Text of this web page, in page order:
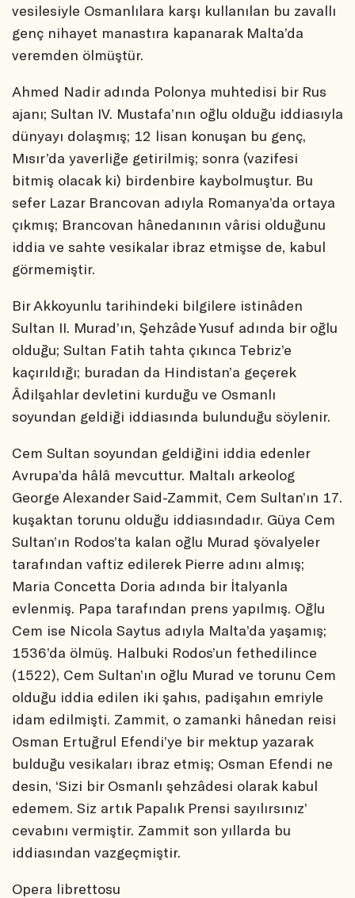
vesilesiyle Osmanlılara karşı kullanılan bu zavallı
genç nihayet manastıra kapanarak Malta’da
veremden ölmüştür.
Ahmed Nadir adında Polonya muhtedisi bir Rus
ajanı; Sultan IV. Mustafa’nın oğlu olduğu iddiasıyla
dünyayı dolaşmış; 12 lisan konuşan bu genç,
Mısır’da yaverliğe getirilmiş; sonra (vazifesi
bitmiş olacak ki) birdenbire kaybolmuştur. Bu
sefer Lazar Brancovan adıyla Romanya’da ortaya
çıkmış; Brancovan hânedanının vârisi olduğunu
iddia ve sahte vesikalar ibraz etmişse de, kabul
görmemiştir.
Bir Akkoyunlu tarihindeki bilgilere istinâden
Sultan II. Murad’ın, Şehzâde Yusuf adında bir oğlu
olduğu; Sultan Fatih tahta çıkınca Tebriz’e
kaçırıldığı; buradan da Hindistan’a geçerek
Âdilşahlar devletini kurduğu ve Osmanlı
soyundan geldiği iddiasında bulunduğu söylenir.
Cem Sultan soyundan geldiğini iddia edenler
Avrupa’da hâlâ mevcuttur. Maltalı arkeolog
George Alexander Said-Zammit, Cem Sultan’ın 17.
kuşaktan torunu olduğu iddiasındadır. Güya Cem
Sultan’ın Rodos’ta kalan oğlu Murad şövalyeler
tarafından vaftiz edilerek Pierre adını almış;
Maria Concetta Doria adında bir İtalyanla
evlenmiş. Papa tarafından prens yapılmış. Oğlu
Cem ise Nicola Saytus adıyla Malta’da yaşamış;
1536’da ölmüş. Halbuki Rodos’un fethedilince
(1522), Cem Sultan’ın oğlu Murad ve torunu Cem
olduğu iddia edilen iki şahıs, padişahın emriyle
idam edilmişti. Zammit, o zamanki hânedan reisi
Osman Ertuğrul Efendi’ye bir mektup yazarak
bulduğu vesikaları ibraz etmiş; Osman Efendi ne
desin, ‘Sizi bir Osmanlı şehzâdesi olarak kabul
edemem. Siz artık Papalık Prensi sayılırsınız’
cevabını vermiştir. Zammit son yıllarda bu
iddiasından vazgeçmiştir.
Opera librettosu